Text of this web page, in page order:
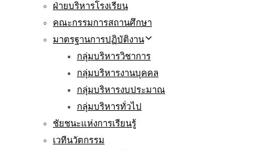
ฝ่ายบริหารโรงเรียน
คณะกรรมการสถานศึกษา
มาตรฐานการปฏิบัติงาน
กลุ่มบริหารวิชาการ
กลุ่มบริหารงานบุคคล
กลุ่มบริหารงบประมาณ
กลุ่มบริหารทั่วไป
ชัยชนะแห่งการเรียนรู้
เวทีนวัตกรรม